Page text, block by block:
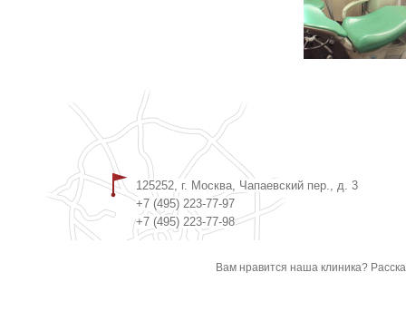
125252, г. Москва, Чапаевский пер., д. 3
+7 (495) 223-77-97
+7 (495) 223-77-98
Вам нравится наша клиника?